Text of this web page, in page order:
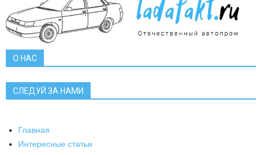
О НАС
СЛЕДУЙ ЗА НАМИ
Главная
Интересные статьи